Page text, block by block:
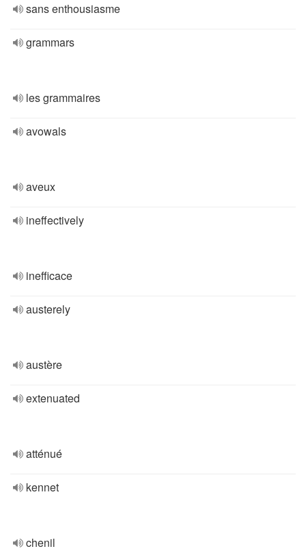
sans enthousiasme
grammars
les grammaires
avowals
aveux
ineffectively
inefficace
austerely
austère
extenuated
atténué
kennet
chenil